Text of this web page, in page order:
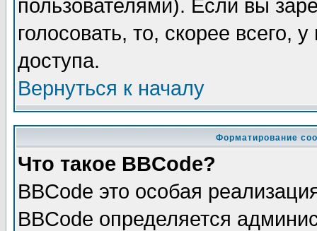
пользователями). Если вы
голосовать, то, скорее всего,
доступа.
Вернуться к началу
Форматирование
Что такое BBCode?
BBCode это особая
BBCode определяется